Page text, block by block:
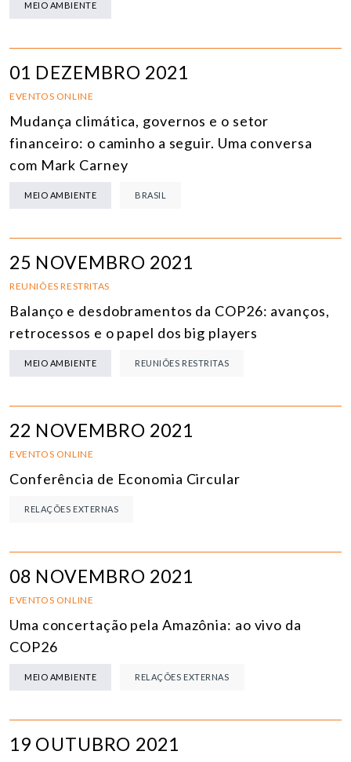
MEIO AMBIENTE
01 DEZEMBRO 2021
EVENTOS ONLINE
Mudança climática, governos e o setor
financeiro: o caminho a seguir. Uma conversa
com Mark Carney
MEIO AMBIENTE BRASIL
25 NOVEMBRO 2021
REUNIÕES RESTRITAS
Balanço e desdobramentos da COP26: avanços,
retrocessos e o papel dos big players
MEIO AMBIENTE REUNIÕES RESTRITAS
22 NOVEMBRO 2021
EVENTOS ONLINE
Conferência de Economia Circular
RELAÇÕES EXTERNAS
08 NOVEMBRO 2021
EVENTOS ONLINE
Uma concertação pela Amazônia: ao vivo da
COP26
MEIO AMBIENTE RELAÇÕES EXTERNAS
19 OUTUBRO 2021